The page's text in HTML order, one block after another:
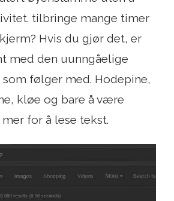
tilbringe mange timer
Hvis du gjør det, er
med den uunngåelige
følger med. Hodepine,
kløe og bare å være
mer for å lese tekst.